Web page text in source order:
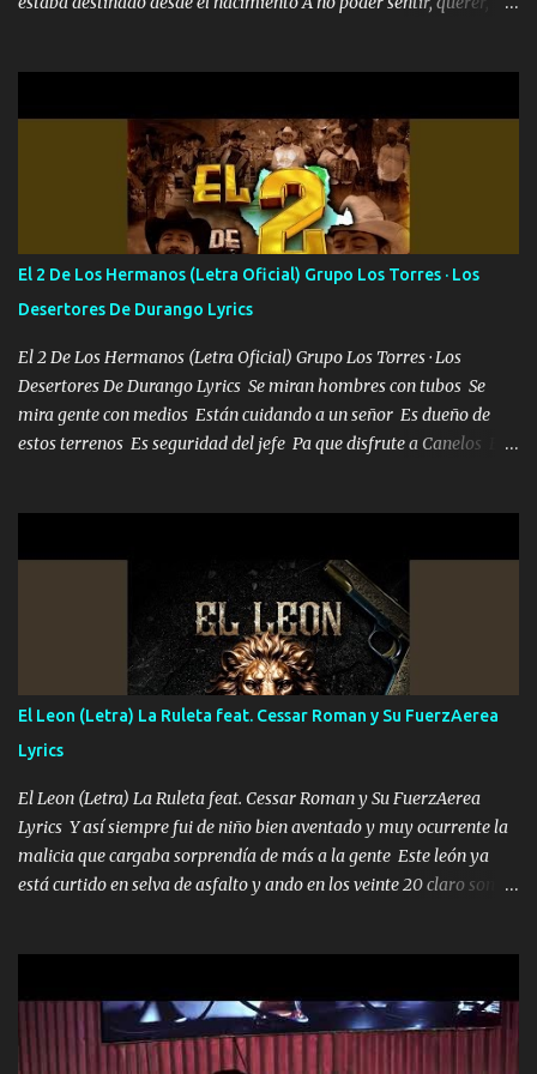
algunas que no lo entiendan Porque ahora soy su pesadilla, lo sé
Soy yo la octava maravilla, no lo niegues Tengo de rodillas a otras
cien Y por más que quieran no me detienen Soy yo la mente que
más brilla, lo ves Pa' mi la vida es tan sencilla No lo entenderías en
tu vida, y está bien Porque lo que tengo nadie lo tiene Una me está
escribiendo y la otra me va a llamar Quiere que vaya a verla y que
la invite a cenar Otras más me están pidiendo que las saque a
bailar Pero es que tengo un par de conciertos más que llenar Se
mueven solo por el interés P...
El 2 De Los Hermanos (Letra Oficial) Grupo Los Torres · Los
Desertores De Durango Lyrics
El 2 De Los Hermanos (Letra Oficial) Grupo Los Torres · Los
Desertores De Durango Lyrics Se miran hombres con tubos Se
mira gente con medios Están cuidando a un señor Es dueño de
estos terrenos Es seguridad del jefe Pa que disfrute a Canelos Es
ni tampoco las mujeres porque es platica de grandes por eso hay
que estar alegres doy las instrucciones para atender los deberes
Música Si es que salta algún problema de confianza tengo gente
ahí está el Hombre Cuarenta y también Pariente 7 arreglan
cualquier problema no más es cuestión que ordené NOS HACE
FALTA UN HERMANO DE CLAVE ERA EL 24 SIEMPRE FUE UN
HOMBRE VALIENTE POR ALGO M'URIÓ PELEAND0 SIEMPRE
VIO POR LA FAMILIA PARA QUE SIGA EL LEGADO Es el DOS de
los HERMANOS un cerebro inteligente y com...
El Leon (Letra) La Ruleta feat. Cessar Roman y Su FuerzAerea
Lyrics
El Leon (Letra) La Ruleta feat. Cessar Roman y Su FuerzAerea
Lyrics Y así siempre fui de niño bien aventado y muy ocurrente la
malicia que cargaba sorprendía de más a la gente Este león ya
está curtido en selva de asfalto y ando en los veinte 20 claro son
pa más pues hay charola les voy a dar hasta topar pues no hay de
otra Música Surcando bien mi camino voy por mi línea no veo a
los lados aquel que no corre vuela no se me duerm voy chicoteado